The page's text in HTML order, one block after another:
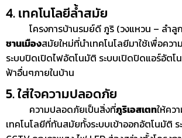
4. เทคโนโลยีล้ำสมัย
โครงการบ้านรมย์ดี ภูริ (วงแหวน – ลำลูก
ชานเมืองสมัยใหม่ที่นำเทคโนโลยีมาใช้เพื่อคว
ระบบปิดเปิดไฟอัตโนมัติ ระบบเปิดปิดแอร์อัตโ
ฟ้าอื่นๆภายในบ้าน
5. ใส่ใจความปลอดภัย
ความปลอดภัยเป็นสิ่งที่ภูริเอสเตทให้คว
เทคโนโลยีที่ทันสมัยทั้งระบบเข้าออกอัตโนมัติ